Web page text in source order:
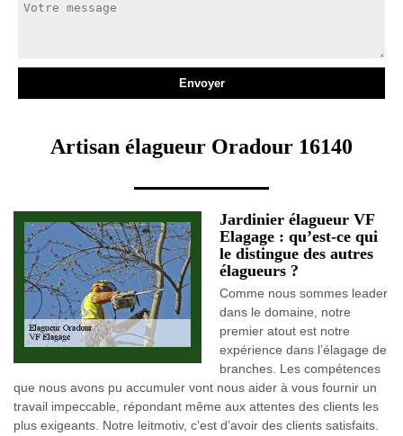
Artisan élagueur Oradour 16140
Jardinier élagueur VF
Elagage : qu’est-ce qui
le distingue des autres
élagueurs ?
Comme nous sommes leader
dans le domaine, notre
premier atout est notre
expérience dans l’élagage de
branches. Les compétences
que nous avons pu accumuler vont nous aider à vous fournir un
travail impeccable, répondant même aux attentes des clients les
plus exigeants. Notre leitmotiv, c’est d’avoir des clients satisfaits.